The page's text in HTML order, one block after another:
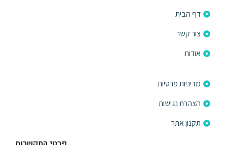
דף הבית
צור קשר
אודות
מדיניות פרטיות
הצהרת נגישות
תקנון אתר